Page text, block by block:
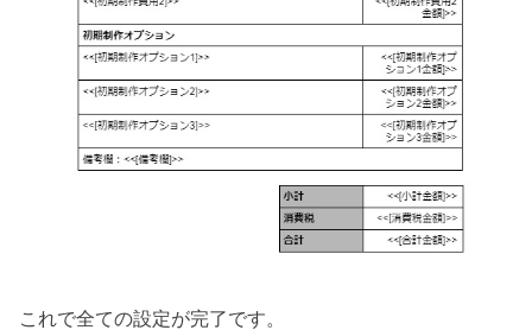
これで全ての設定が完了です。